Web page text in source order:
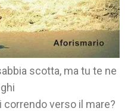
scotta, ma tu te ne
verso il mare?